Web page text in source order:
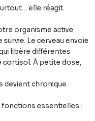
elle réagit.
organisme active
Le cerveau envoie
libère différentes
cortisol. À petite dose,
devient chronique.
essentielles :